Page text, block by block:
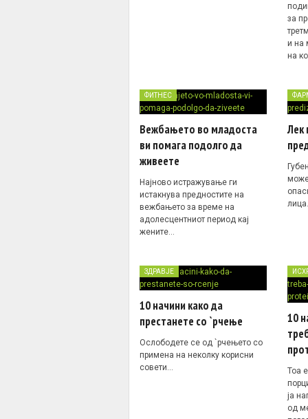
за
и на
на
ФИТНЕС
Вежбањето во младоста
ви помага подолго да
живеете
Најново истражување ги
истакнува предностите на
вежбањето за време на
адолесцентниот период кај
жените…
Лек
ЗДРАВЈЕ
10 начини како да
престанете со `рчење
Ослободете се од `рчењето со
примена на неколку корисни
совети…
10
Тоа
ја
од